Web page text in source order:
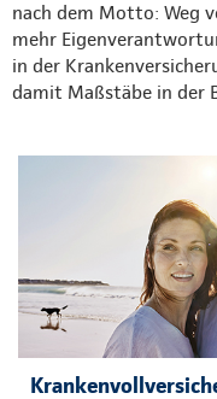
nach dem Motto: Weg
mehr
in der
damit Maßstäbe in der